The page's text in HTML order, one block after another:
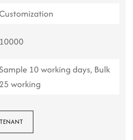
10000
Sample 10 working days, Bulk
25 working